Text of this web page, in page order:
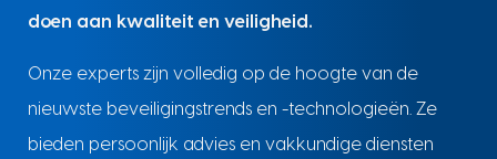
doen aan kwaliteit en veiligheid.
Onze experts zijn volledig op de hoogte van de
nieuwste beveiligingstrends en -technologieën. Ze
bieden persoonlijk advies en vakkundige diensten